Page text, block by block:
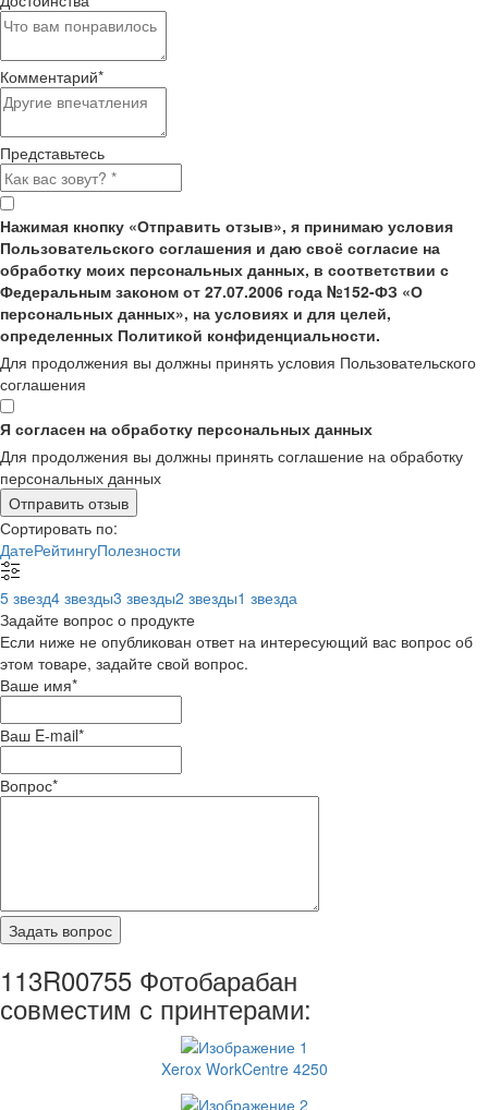
Комментарий*
Представьтесь
Нажимая кнопку «Отправить отзыв», я принимаю условия
Пользовательского соглашения и даю своё согласие на
обработку моих персональных данных, в соответствии с
Федеральным законом от 27.07.2006 года №152-ФЗ «О
персональных данных», на условиях и для целей,
определенных Политикой конфиденциальности.
Для продолжения вы должны принять условия Пользовательского
соглашения
Я согласен на обработку персональных данных
Для продолжения вы должны принять соглашение на обработку
персональных данных
Отправить отзыв
Сортировать по:
ДатеРейтингуПолезности
5 звезд4 звезды3 звезды2 звезды1 звезда
Задайте вопрос о продукте
Если ниже не опубликован ответ на интересующий вас вопрос об
этом товаре, задайте свой вопрос.
Ваше имя*
Ваш E-mail*
Вопрос*
113R00755 Фотобарабан
совместим с принтерами:
Xerox WorkCentre 4250